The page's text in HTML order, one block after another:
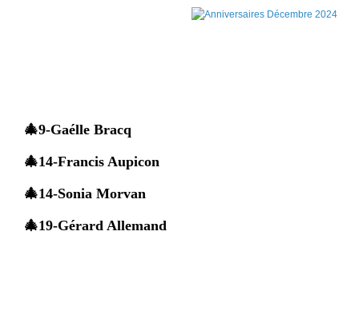
🎄9-Gaélle Bracq
🎄14-Francis Aupicon
🎄14-Sonia Morvan
🎄19-Gérard Allemand